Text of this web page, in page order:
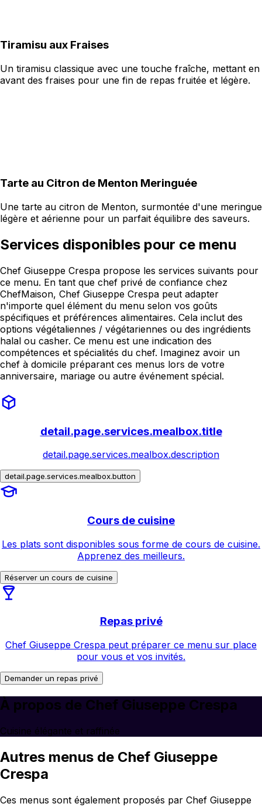
Tiramisu aux Fraises
Un tiramisu classique avec une touche fraîche, mettant en
avant des fraises pour une fin de repas fruitée et légère.
Tarte au Citron de Menton Meringuée
Une tarte au citron de Menton, surmontée d'une meringue
légère et aérienne pour un parfait équilibre des saveurs.
Services disponibles pour ce menu
Chef Giuseppe Crespa propose les services suivants pour
ce menu. En tant que chef privé de confiance chez
ChefMaison, Chef Giuseppe Crespa peut adapter
n'importe quel élément du menu selon vos goûts
spécifiques et préférences alimentaires. Cela inclut des
options végétaliennes / végétariennes ou des ingrédients
halal ou casher. Ce menu est une indication des
compétences et spécialités du chef. Imaginez avoir un
chef à domicile préparant ces menus lors de votre
anniversaire, mariage ou autre événement spécial.
detail.page.services.mealbox.title
detail.page.services.mealbox.description
detail.page.services.mealbox.button
Cours de cuisine
Les plats sont disponibles sous forme de cours de cuisine.
Apprenez des meilleurs.
Réserver un cours de cuisine
Repas privé
Chef Giuseppe Crespa peut préparer ce menu sur place
pour vous et vos invités.
Demander un repas privé
À propos de Chef Giuseppe Crespa
Cuisine élégante et raffinée
Autres menus de Chef Giuseppe
Crespa
Ces menus sont également proposés par Chef Giuseppe